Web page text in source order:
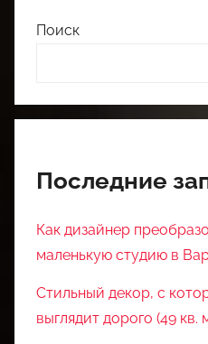
Поиск
Последние
Как дизайнер
маленькую студию в
Стильный декор, с
выглядит дорого (49 кв.